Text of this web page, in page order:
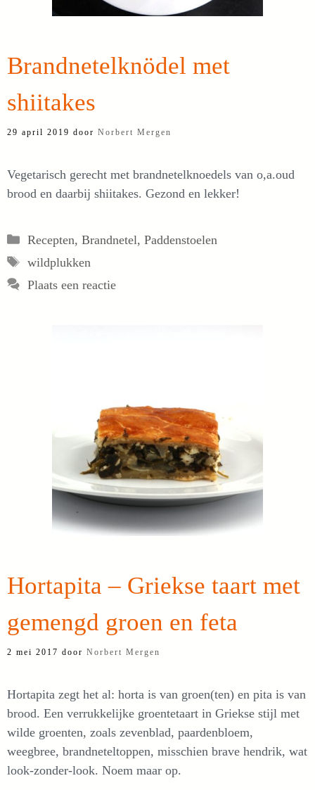
Brandnetelknödel met
shiitakes
29 april 2019 door Norbert Mergen
Vegetarisch gerecht met brandnetelknoedels van o,a.oud
brood en daarbij shiitakes. Gezond en lekker!
Categorieën
Recepten, Brandnetel, Paddenstoelen
Tags
wildplukken
Plaats een reactie
Hortapita – Griekse taart met
gemengd groen en feta
2 mei 2017 door Norbert Mergen
Hortapita zegt het al: horta is van groen(ten) en pita is van
brood. Een verrukkelijke groentetaart in Griekse stijl met
wilde groenten, zoals zevenblad, paardenbloem,
weegbree, brandneteltoppen, misschien brave hendrik, wat
look-zonder-look. Noem maar op.